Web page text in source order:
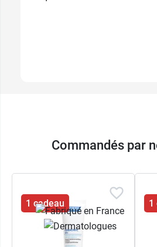
Commandés par
1 cadeau 1